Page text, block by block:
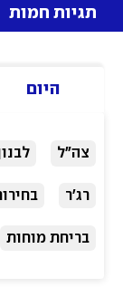
תגיות חמות
היום
צה"ל
רג'ר בחירות
בריחת מוחות